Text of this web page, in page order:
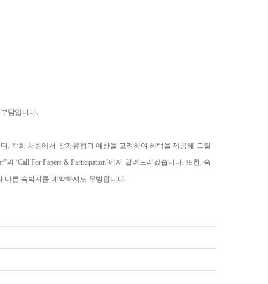
부담입니다.
. 학회 차원에서 참가유형과 예산을 고려하여 혜택을 제공해 드릴
의 ‘Call For Papers & Participation’에서 알려드리겠습니다. 또한, 숙
다른 숙박지를 예약하셔도 무방합니다.